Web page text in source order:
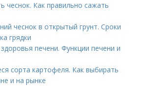
чеснок. Как правильно сажать
чеснок в открытый грунт. Сроки
грядки
печени. Функции печени и
сорта картофеля. Как выбирать
и на рынке